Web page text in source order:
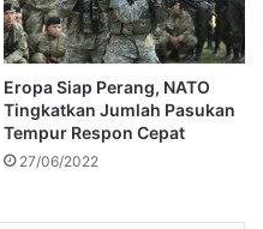
Eropa Siap Perang, NATO
Tingkatkan Jumlah Pasukan
Tempur Respon Cepat
27/06/2022